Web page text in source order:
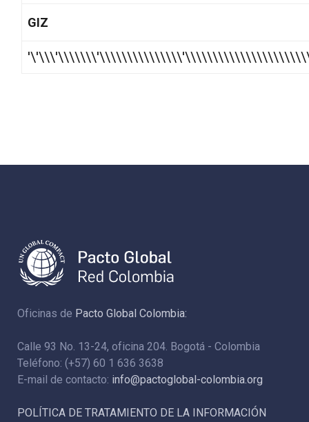
GIZ
Oficinas de Pacto Global Colombia:
Calle 93 No. 13-24, oficina 204. Bogotá - Colombia
Teléfono: (+57) 60 1 636 3638
E-mail de contacto: info@pactoglobal-colombia.org
POLÍTICA DE TRATAMIENTO DE LA INFORMACIÓN